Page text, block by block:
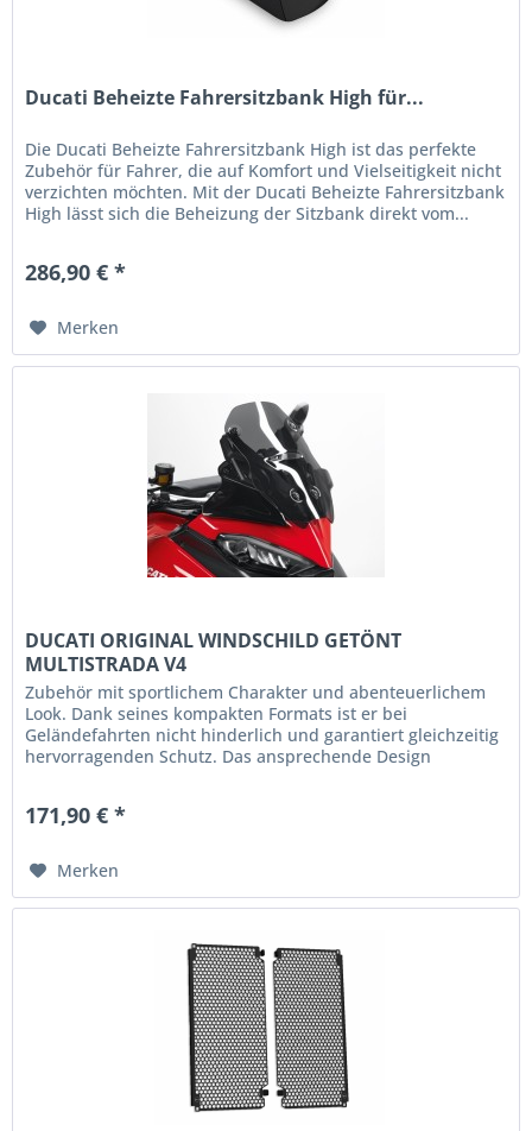
Ducati Beheizte Fahrersitzbank High für...
Die Ducati Beheizte Fahrersitzbank High ist das perfekte
Zubehör für Fahrer, die auf Komfort und Vielseitigkeit nicht
verzichten möchten. Mit der Ducati Beheizte Fahrersitzbank
High lässt sich die Beheizung der Sitzbank direkt vom...
286,90 € *
Merken
DUCATI ORIGINAL WINDSCHILD GETÖNT
MULTISTRADA V4
Zubehör mit sportlichem Charakter und abenteuerlichem
Look. Dank seines kompakten Formats ist er bei
Geländefahrten nicht hinderlich und garantiert gleichzeitig
hervorragenden Schutz. Das ansprechende Design
171,90 € *
Merken